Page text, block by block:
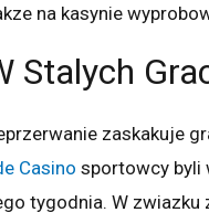
na kasynie
Stalych
zaskakuje
Casino sportowcy byli
tygodnia. W